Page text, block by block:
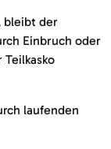
bleibt der
Einbruch oder
Teilkasko
laufenden